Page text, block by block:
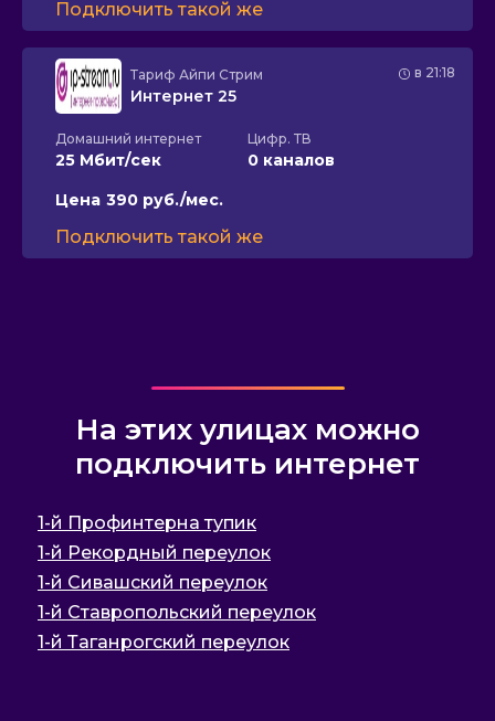
Подключить такой же
в 21:18
Тариф Айпи Стрим
Интернет 25
Домашний интернет
25 Мбит/сек
Цифр. ТВ
0 каналов
Цена 390 руб./мес.
Подключить такой же
На этих улицах можно
подключить интернет
1-й Профинтерна тупик
1-й Рекордный переулок
1-й Сивашский переулок
1-й Ставропольский переулок
1-й Таганрогский переулок